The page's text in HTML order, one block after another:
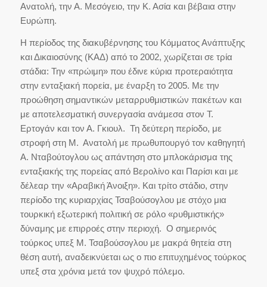
Ανατολή, την Α. Μεσόγειο, την Κ. Ασία και βέβαια στην
Ευρώπη.
Η περίοδος της διακυβέρνησης του Κόμματος Ανάπτυξης
και Δικαιοσύνης (ΚΑΔ) από το 2002, χωρίζεται σε τρία
στάδια: Την «πρώιμη» που έδινε κύρια προτεραιότητα
στην ενταξιακή πορεία, με έναρξη το 2005. Με την
προώθηση σημαντικών μεταρρυθμιστικών πακέτων και
με αποτελεσματική συνεργασία ανάμεσα στον Τ.
Ερτογάν και τον Α. Γκιουλ. Τη δεύτερη περίοδο, με
στροφή στη Μ. Ανατολή με πρωθυπουργό τον καθηγητή
Α. Νταβούτογλου ως απάντηση στο μπλοκάρισμα της
ενταξιακής της πορείας από Βερολίνο και Παρίσι και με
δέλεαρ την «Αραβική Άνοιξη». Και τρίτο στάδιο, στην
περίοδο της κυριαρχίας Τσαβούσογλου με στόχο μια
τουρκική εξωτερική πολιτική σε ρόλο «ρυθμιστικής»
δύναμης με επιρροές στην περιοχή. Ο σημερινός
τούρκος υπεξ Μ. Τσαβούσογλου με μακρά θητεία στη
θέση αυτή, αναδεικνύεται ως ο πιο επιτυχημένος τούρκος
υπεξ στα χρόνια μετά τον ψυχρό πόλεμο.